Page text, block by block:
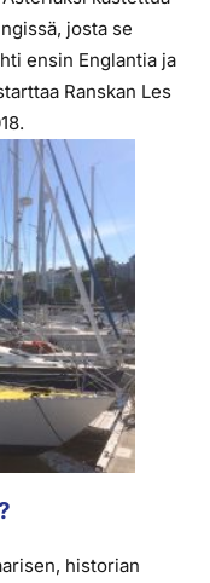
josta se
ensin Englantia ja
Ranskan Les
historian